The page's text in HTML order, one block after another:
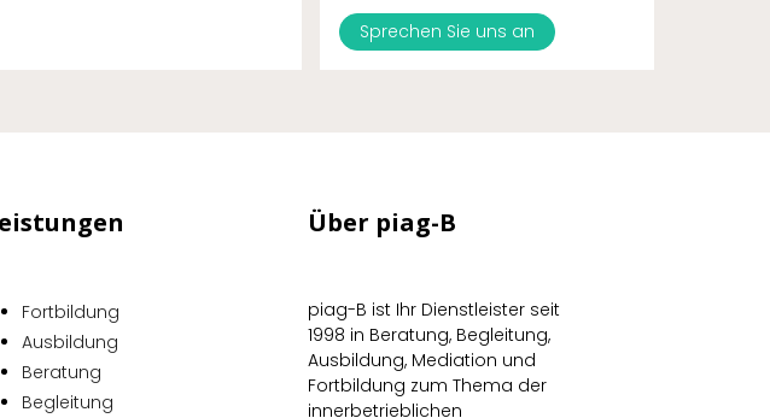
Sprechen Sie uns an
Fortbildung
Ausbildung
Beratung
Begleitung
Über piag-B
piag-B ist Ihr Dienstleister seit
1998 in Beratung, Begleitung,
Ausbildung, Mediation und
Fortbildung zum Thema der
innerbetrieblichen